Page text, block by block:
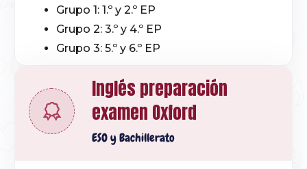
Grupo 1: 1.º y 2.º EP
Grupo 2: 3.º y 4.º EP
Grupo 3: 5.º y 6.º EP
Inglés preparación
examen Oxford
ESO y Bachillerato